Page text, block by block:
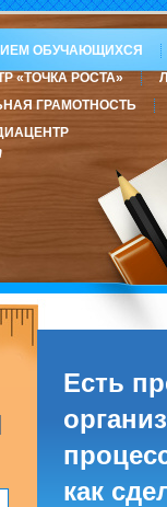
ОБУЧАЮЩИХСЯ
«ТОЧКА РОСТА»
ГРАМОТНОСТЬ
Есть
как